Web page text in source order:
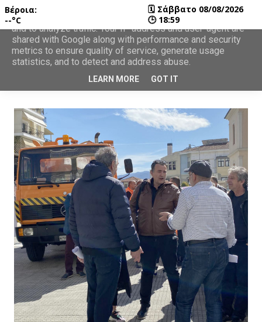
Βέροια:
--°C
🗓 Σάββατο 08/08/2026
🕒 18:59
This site uses cookies from Google to deliver its services
and to analyze traffic. Your IP address and user-agent are
shared with Google along with performance and security
metrics to ensure quality of service, generate usage
statistics, and to detect and address abuse.
LEARN MORE GOT IT